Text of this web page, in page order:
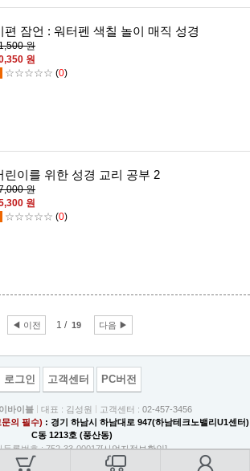
편 잠언 : 워터펜 색칠 놀이 매직 성경
원
원
☆☆☆☆☆ (0)
린이를 위한 성경 교리 공부 2
원
원
☆☆☆☆☆ (0)
◀ 이전 1 / 19 다음 ▶
로그인 고객센터 PC버전
바이블 대표 : 김성원 고객센터 : 02-457-3456
의 필수) : 경기 하남시 하남대로 947(하남테크노밸리U1센터)
C동 1213호 (풍산동)
등록번호 : 752-33-00017[사업자정보확인]
광진구 중곡동 84-1 3층
통신판매업 신고 : 광진 제1077호